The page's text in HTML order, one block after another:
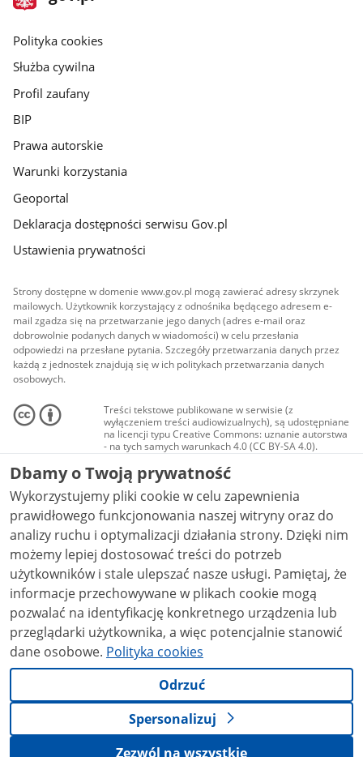
gov.pl
gov.pl
Polityka cookies
Służba cywilna
Profil zaufany
BIP
Prawa autorskie
Warunki korzystania
Geoportal
Deklaracja dostępności serwisu Gov.pl
Ustawienia prywatności
Strony dostępne w domenie www.gov.pl mogą zawierać adresy skrzynek
mailowych. Użytkownik korzystający z odnośnika będącego adresem e-
mail zgadza się na przetwarzanie jego danych (adres e-mail oraz
dobrowolnie podanych danych w wiadomości) w celu przesłania
odpowiedzi na przesłane pytania. Szczegóły przetwarzania danych przez
każdą z jednostek znajdują się w ich politykach przetwarzania danych
osobowych.
Treści tekstowe publikowane w serwisie (z
wyłączeniem treści audiowizualnych), są udostępniane
na licencji typu Creative Commons: uznanie autorstwa
- na tych samych warunkach 4.0 (CC BY-SA 4.0).
Materiały audiowizualne, w tym zdjęcia, materiały
audio i wideo, są udostępniane na licencji typu
Creative Commons: uznanie autorstwa użycie
niekomercyjne - bez utworów zależnych 4.0 (CC BY-
NC-ND 4.0), o ile nie jest to stwierdzone inaczej.
Dbamy o Twoją prywatność
Wykorzystujemy pliki cookie w celu zapewnienia
prawidłowego funkcjonowania naszej witryny oraz do
analizy ruchu i optymalizacji działania strony. Dzięki nim
możemy lepiej dostosować treści do potrzeb
użytkowników i stale ulepszać nasze usługi. Pamiętaj, że
informacje przechowywane w plikach cookie mogą
pozwalać na identyfikację konkretnego urządzenia lub
przeglądarki użytkownika, a więc potencjalnie stanowić
dane osobowe. Polityka cookies
Odrzuć
Spersonalizuj
Zezwól na wszystkie